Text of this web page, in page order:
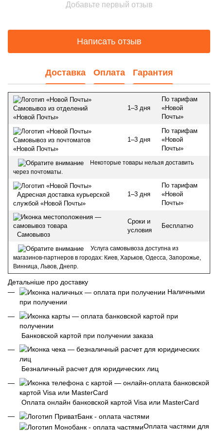
Добавьте первый отзыв
Написать отзыв
Доставка Оплата Гарантия
Самовывоз из отделений
«Новой Почты»
1–3 дня
По тарифам
«Новой
Почты»
Самовывоз из почтоматов
«Новой Почты»
1–3 дня
По тарифам
«Новой
Почты»
Некоторые товары нельзя доставить
через почтоматы.
Адресная доставка курьерской
службой «Новой Почты»
1–3 дня
По тарифам
«Новой
Почты»
Самовывоз
Сроки и
условия
Бесплатно
Услуга самовывоза доступна из
магазинов-партнеров в городах: Киев, Харьков, Одесса, Запорожье,
Винница, Львов, Днепр.
Детальніше про доставку
Наличными
при получении
Банковской картой при получении заказа
Безналичный расчет для юридических лиц
Оплата онлайн банковской картой Visa или MasterCard
Оплата частями для